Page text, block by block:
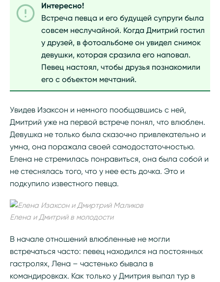
Интересно!
Встреча певца и его будущей супруги была
совсем неслучайной. Когда Дмитрий гостил
у друзей, в фотоальбоме он увидел снимок
девушки, которая сразила его наповал.
Певец настоял, чтобы друзья познакомили
его с объектом мечтаний.
Увидев Изаксон и немного пообщавшись с ней,
Дмитрий уже на первой встрече понял, что влюблен.
Девушка не только была сказочно привлекательно и
умна, она поражала своей самодостаточностью.
Елена не стремилась понравиться, она была собой и
не стеснялась того, что у нее есть дочка. Это и
подкупило известного певца.
Елена и Дмитрий в молодости
В начале отношений влюбленные не могли
встречаться часто: певец находился на постоянных
гастролях, Лена – частенько бывала в
командировках. Как только у Дмитрия выпал тур в